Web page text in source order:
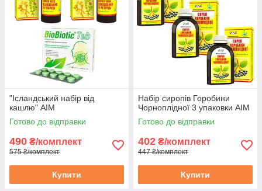
"Ісландський набір від
кашлю" АІМ
Готово до відправки
490 ₴/комплект
575 ₴/комплект
Купити
Набір сиропів Горобини
Чорноплідної 3 упаковки АІМ
Готово до відправки
402 ₴/комплект
447 ₴/комплект
Купити